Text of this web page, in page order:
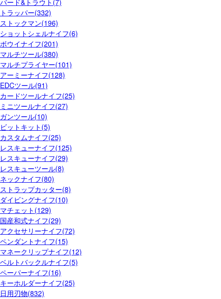
トラッパー(332)
ストックマン(196)
ショットシェルナイフ(6)
ボウイナイフ(201)
マルチツール(380)
マルチプライヤー(101)
アーミーナイフ(128)
EDCツール(91)
カードツールナイフ(25)
ミニツールナイフ(27)
ガンツール(10)
ビットキット(5)
カスタムナイフ(25)
レスキューナイフ(125)
レスキューナイフ(29)
レスキューツール(8)
ネックナイフ(80)
ストラップカッター(8)
ダイビングナイフ(10)
マチェット(129)
国産和式ナイフ(29)
アクセサリーナイフ(72)
ペンダントナイフ(15)
マネークリップナイフ(12)
ベルトバックルナイフ(5)
ペーパーナイフ(16)
キーホルダーナイフ(25)
日用刃物(832)